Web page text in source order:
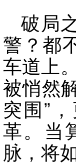
破局
警？都
车道上
被悄然
突围”
革。当
脉，将